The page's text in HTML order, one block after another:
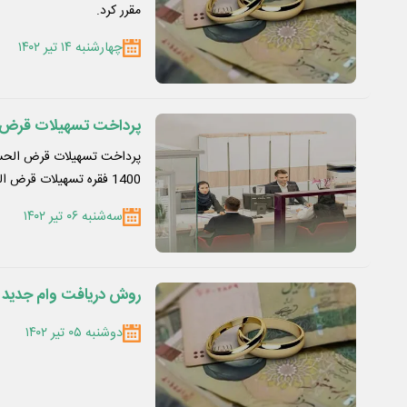
مقرر کرد.
چهارشنبه ۱۴ تیر ۱۴۰۲
پرداخت تسهیلات قرض
پرداخت تسهیلات قرض
1400 فقره تسهیلات قرض الحسنه در…
سه‌شنبه ۰۶ تیر ۱۴۰۲
روش دریافت وام جدید
دوشنبه ۰۵ تیر ۱۴۰۲